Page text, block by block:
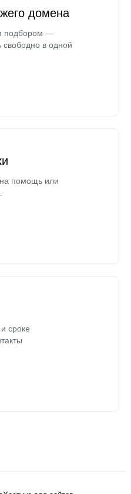
домена
подбором —
в одной
помощь или
сроке